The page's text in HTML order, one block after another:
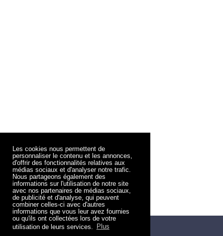
Les cookies nous permettent de
personnaliser le contenu et les annonces,
d'offrir des fonctionnalités relatives aux
médias sociaux et d'analyser notre trafic.
Nous partageons également des
informations sur l'utilisation de notre site
avec nos partenaires de médias sociaux,
de publicité et d'analyse, qui peuvent
combiner celles-ci avec d'autres
informations que vous leur avez fournies
ou qu'ils ont collectées lors de votre
utilisation de leurs services.
Plus